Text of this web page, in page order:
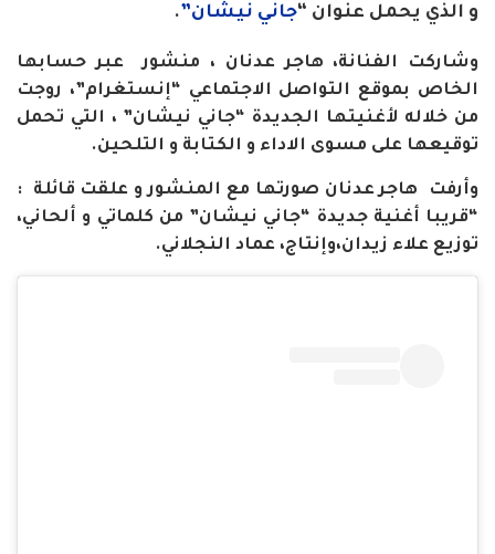
و الذي يحمل عنوان “جاني نيشان”.
وشاركت الفنانة، هاجر عدنان ، منشور عبر حسابها
الخاص بموقع التواصل الاجتماعي “إنستغرام”، روجت
من خلاله لأغنيتها الجديدة “جاني نيشان” ، التي تحمل
توقيعها على مسوى الاداء و الكتابة و التلحين.
وأرفت هاجر عدنان صورتها مع المنشور و علقت قائلة :
“قريبا أغنية جديدة “جاني نيشان” من كلماتي و ألحاني،
توزيع علاء زيدان،وإنتاج، عماد النجلاني.